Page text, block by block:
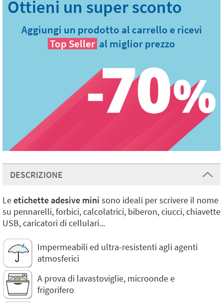
Aggiungi un prodotto al carrello e ricevi
Top Seller al miglior prezzo
DESCRIZIONE
Leetichette adesive mini sono ideali per scrivere il nome
su pennarelli, forbici, calcolatrici, biberon, ciucci, chiavette
USB, caricatori di cellulari...
Impermeabili ed ultra-resistenti agli agenti
atmosferici
A prova di lavastoviglie, microonde e
frigorifero